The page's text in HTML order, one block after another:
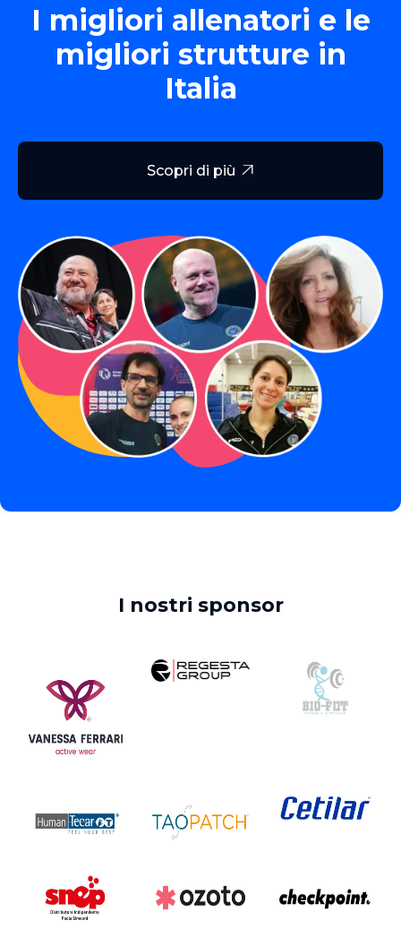
I migliori allenatori e le
migliori strutture in
Italia
Scopri di più 
I nostri sponsor